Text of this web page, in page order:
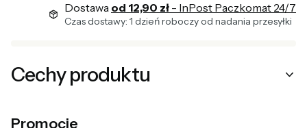
Dostawa od 12,90 zł - InPost Paczkomat 24/7
Czas dostawy: 1 dzień roboczy od nadania przesyłki
Cechy produktu
Promocje